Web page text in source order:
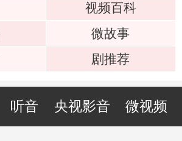
视频百科
微故事
剧推荐
听音 央视影音 微视频